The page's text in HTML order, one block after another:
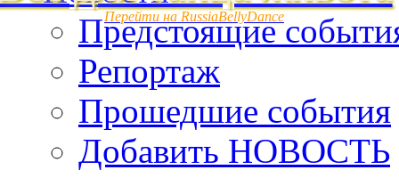
Перейти на RussiaBellyDance
Предстоящие
Репортаж
Прошедшие события
Добавить НОВОСТЬ